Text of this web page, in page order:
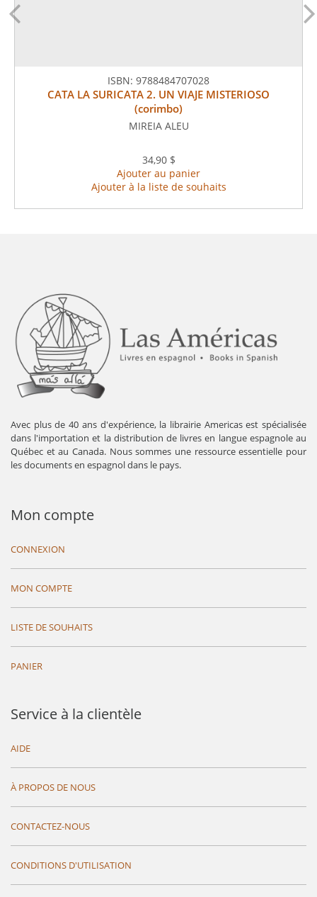
ISBN: 9788484707028
CATA LA SURICATA 2. UN VIAJE MISTERIOSO
(corimbo)
MIREIA ALEU
34,90 $
Ajouter au panier
Ajouter à la liste de souhaits
Avec plus de 40 ans d'expérience, la librairie Americas est spécialisée
dans l'importation et la distribution de livres en langue espagnole au
Québec et au Canada. Nous sommes une ressource essentielle pour
les documents en espagnol dans le pays.
Mon compte
CONNEXION
MON COMPTE
LISTE DE SOUHAITS
PANIER
Service à la clientèle
AIDE
À PROPOS DE NOUS
CONTACTEZ-NOUS
CONDITIONS D'UTILISATION